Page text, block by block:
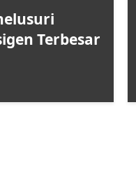
Terbesar